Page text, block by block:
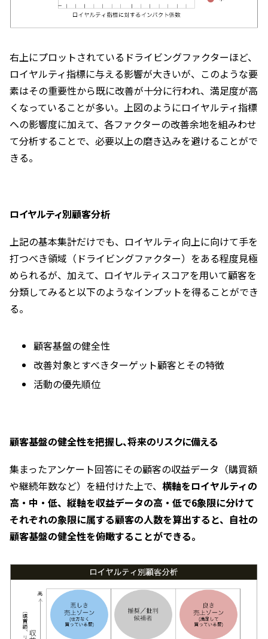
右上にプロットされているドライビングファクターほど、
ロイヤルティ指標に与える影響が大きいが、このような要
素はその重要性から既に改善が十分に行われ、満足度が高
くなっていることが多い。上図のようにロイヤルティ指標
への影響度に加えて、各ファクターの改善余地を組みわせ
て分析することで、必要以上の磨き込みを避けることがで
きる。
ロイヤルティ別顧客分析
上記の基本集計だけでも、ロイヤルティ向上に向けて手を
打つべき領域（ドライビングファクター）をある程度見極
められるが、加えて、ロイヤルティスコアを用いて顧客を
分類してみると以下のようなインプットを得ることができ
る。
顧客基盤の健全性
改善対象とすべきターゲット顧客とその特徴
活動の優先順位
顧客基盤の健全性を把握し、将来のリスクに備える
集まったアンケート回答にその顧客の収益データ（購買額
や継続年数など）を紐付けた上で、 横軸をロイヤルティの
高・中・低、縦軸を収益データの高・低で6象限に分けて
それぞれの象限に属する顧客の人数を算出すると、自社の
顧客基盤の健全性を俯瞰することができる。